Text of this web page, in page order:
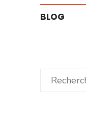
BLOG
Rechercher